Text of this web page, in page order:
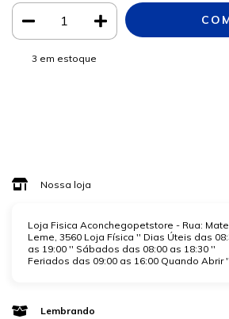
3 em estoque
Nossa loja
Loja Fisica Aconchegopetstore - Rua:
Leme, 3560 Loja Física '' Dias Úteis das
as 19:00 '' Sábados das 08:00 as 18:30 ''
Feriados das 09:00 as 16:00 Quando Abrir ''
Lembrando